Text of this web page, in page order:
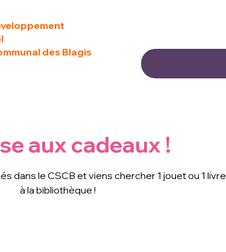
des Blagis
aux cadeaux !
dans le CSCB et viens chercher 1 jouet ou 1 livre
à la bibliothèque !